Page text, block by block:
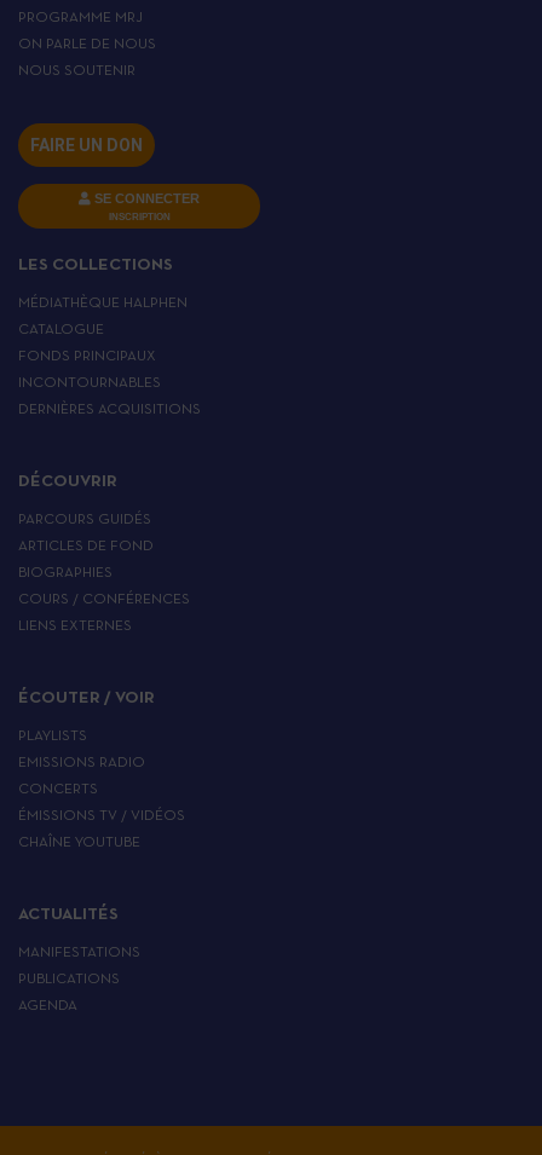
PROGRAMME MRJ
ON PARLE DE NOUS
NOUS SOUTENIR
FAIRE UN DON
SE CONNECTER
INSCRIPTION
LES COLLECTIONS
MÉDIATHÈQUE HALPHEN
CATALOGUE
FONDS PRINCIPAUX
INCONTOURNABLES
DERNIÈRES ACQUISITIONS
DÉCOUVRIR
PARCOURS GUIDÉS
ARTICLES DE FOND
BIOGRAPHIES
COURS / CONFÉRENCES
LIENS EXTERNES
ÉCOUTER / VOIR
PLAYLISTS
EMISSIONS RADIO
CONCERTS
ÉMISSIONS TV / VIDÉOS
CHAÎNE YOUTUBE
ACTUALITÉS
MANIFESTATIONS
PUBLICATIONS
AGENDA